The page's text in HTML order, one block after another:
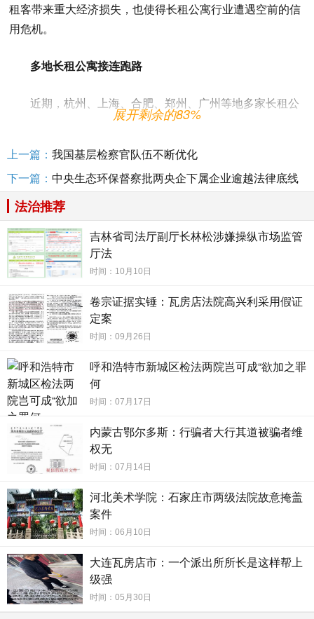
租客带来重大经济损失，也使得长租公寓行业遭遇空前的信
用危机。
多地长租公寓接连跑路
近期，杭州、上海、合肥、郑州、广州等地多家长租公
寓公司爆雷，这些公司均采取“高进低出”“长收短付”模式经
则收取至少半年以上的房租。一些企业按年收、按月付，杠
杆率能放大到十倍以上。
目前各大城市的长租公寓分为两类，一类是重资产型，
主要为开发商自持的长租公寓，也有部分国有房源；一类是
轻资产型，由住房租赁企业在市场上收集分散的个人房源，
统一托管和转租。轻资产、托管式住房租赁企业因门槛低、
起步容易，目前是市场主力。
今年3月，成都市民张女士将一套闲置房产挂到“闲
士是否考虑将房屋托管。经核查该公司相关营业信息没有问
题后，双方签订了委托管理服务合同，租金是2800元一个
月。4月，张女士无意间得知，租客竟以不到2000元的价格
租下了房子。“当时就觉得不对劲，但合同已经生效。”
该房子的租客陈小姐是一名刚毕业的大学生。“我租房时
看了房东和中介公司签订的委托书，才放心租下这套房
子。”陈小姐说，因为租金比市场价低三四百元，中介要求必
须一次性缴纳一年的租金，当时总共缴纳了两万多元。
陈小姐承租后，巢客遇家每个月给张女士交付房租，然
而自7月起，张女士再也没有收到过房租。8月初，巢客遇家
全部业务员离职，公司人去楼空，大量房东和租客聚集在办
展开剩余的83%
上一篇： 我国基层检察官队伍不断优化
下一篇： 中央生态环保督察批两央企下属企业逾越法律底线
法治推荐
吉林省司法厅副厅长林松涉嫌操纵市场监管
厅法
时间：10月10日
卷宗证据实锤：瓦房店法院高兴利采用假证
定案
时间：09月26日
呼和浩特市新城区检法两院岂可成“欲加之罪
何
时间：07月17日
内蒙古鄂尔多斯：行骗者大行其道被骗者维
权无
时间：07月14日
河北美术学院：石家庄市两级法院故意掩盖
案件
时间：06月10日
大连瓦房店市：一个派出所所长是这样帮上
级强
时间：05月30日